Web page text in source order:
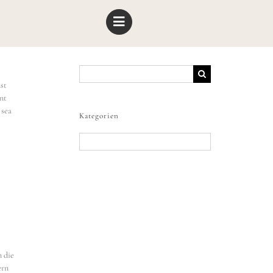
die
nach:
Kategorien